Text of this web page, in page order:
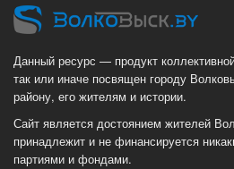
Данный ресурс — продукт
так или иначе посвящен городу
району, его жителям и истории.
Сайт является достоянием жителей
принадлежит и не финансируется
партиями и фондами.